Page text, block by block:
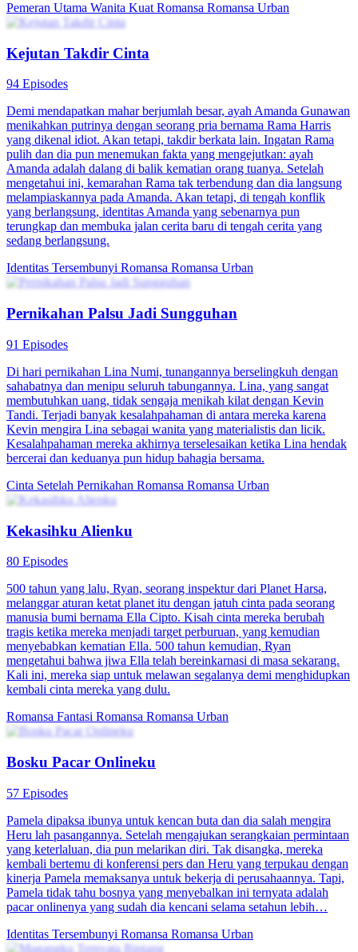
Pemeran Utama Wanita Kuat Romansa Romansa Urban
Kejutan Takdir Cinta
94 Episodes
Demi mendapatkan mahar berjumlah besar, ayah Amanda Gunawan
menikahkan putrinya dengan seorang pria bernama Rama Harris
yang dikenal idiot. Akan tetapi, takdir berkata lain. Ingatan Rama
pulih dan dia pun menemukan fakta yang mengejutkan: ayah
Amanda adalah dalang di balik kematian orang tuanya. Setelah
mengetahui ini, kemarahan Rama tak terbendung dan dia langsung
melampiaskannya pada Amanda. Akan tetapi, di tengah konflik
yang berlangsung, identitas Amanda yang sebenarnya pun
terungkap dan membuka jalan cerita baru di tengah cerita yang
sedang berlangsung.
Identitas Tersembunyi Romansa Romansa Urban
Pernikahan Palsu Jadi Sungguhan
91 Episodes
Di hari pernikahan Lina Numi, tunangannya berselingkuh dengan
sahabatnya dan menipu seluruh tabungannya. Lina, yang sangat
membutuhkan uang, tidak sengaja menikah kilat dengan Kevin
Tandi. Terjadi banyak kesalahpahaman di antara mereka karena
Kevin mengira Lina sebagai wanita yang materialistis dan licik.
Kesalahpahaman mereka akhirnya terselesaikan ketika Lina hendak
bercerai dan keduanya pun hidup bahagia bersama.
Cinta Setelah Pernikahan Romansa Romansa Urban
Kekasihku Alienku
80 Episodes
500 tahun yang lalu, Ryan, seorang inspektur dari Planet Harsa,
melanggar aturan ketat planet itu dengan jatuh cinta pada seorang
manusia bumi bernama Ella Cipto. Kisah cinta mereka berubah
tragis ketika mereka menjadi target perburuan, yang kemudian
menyebabkan kematian Ella. 500 tahun kemudian, Ryan
mengetahui bahwa jiwa Ella telah bereinkarnasi di masa sekarang.
Kali ini, mereka siap untuk melawan segalanya demi menghidupkan
kembali cinta mereka yang dulu.
Romansa Fantasi Romansa Romansa Urban
Bosku Pacar Onlineku
57 Episodes
Pamela dipaksa ibunya untuk kencan buta dan dia salah mengira
Heru lah pasangannya. Setelah mengajukan serangkaian permintaan
yang keterlaluan, dia pun melarikan diri. Tak disangka, mereka
kembali bertemu di konferensi pers dan Heru yang terpukau dengan
kinerja Pamela memaksanya untuk bekerja di perusahaannya. Tapi,
Pamela tidak tahu bosnya yang menyebalkan ini ternyata adalah
pacar onlinenya yang sudah dia kencani selama setahun lebih…
Identitas Tersembunyi Romansa Romansa Urban